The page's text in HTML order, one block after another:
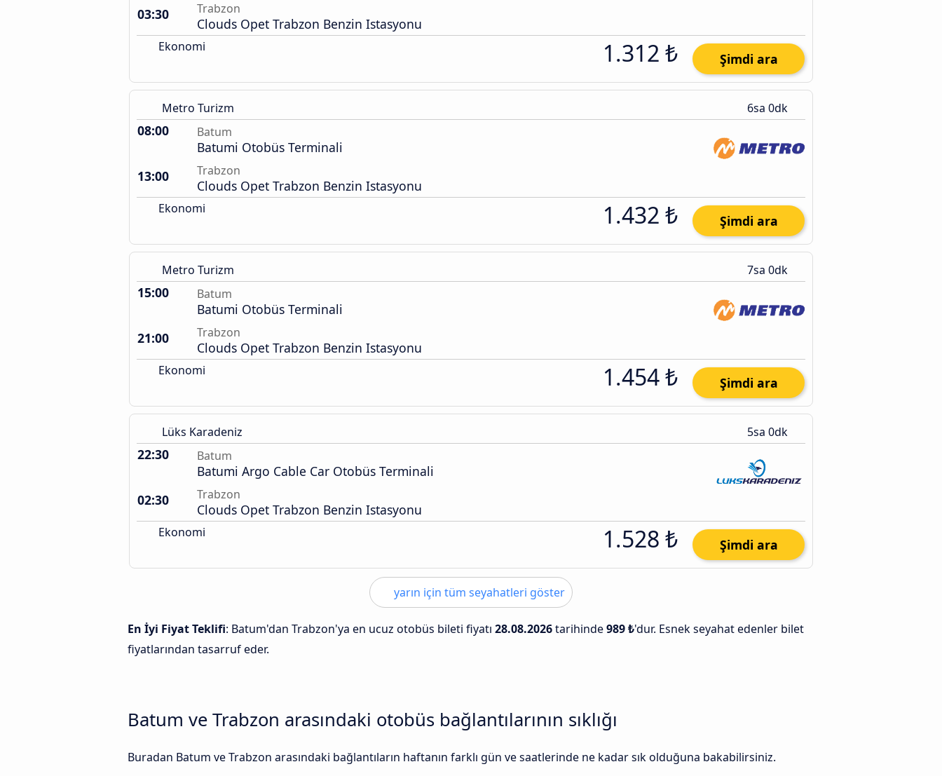
03:30
Trabzon
Clouds Opet Trabzon Benzin Istasyonu
Ekonomi 1.312 ₺ Şimdi ara
Metro Turizm 6sa 0dk
08:00 Batum
Batumi Otobüs Terminali
13:00
Trabzon
Clouds Opet Trabzon Benzin Istasyonu
Ekonomi 1.432 ₺ Şimdi ara
Metro Turizm 7sa 0dk
15:00 Batum
Batumi Otobüs Terminali
21:00
Trabzon
Clouds Opet Trabzon Benzin Istasyonu
Ekonomi 1.454 ₺ Şimdi ara
Lüks Karadeniz 5sa 0dk
22:30 Batum
Batumi Argo Cable Car Otobüs Terminali
02:30
Trabzon
Clouds Opet Trabzon Benzin Istasyonu
Ekonomi 1.528 ₺ Şimdi ara
yarın için tüm seyahatleri göster
En İyi Fiyat Teklifi: Batum'dan Trabzon'ya en ucuz otobüs bileti fiyatı 28.08.2026tarihinde989 ₺'dur. Esnek seyahat edenler bilet
fiyatlarından tasarruf eder.
Batum ve Trabzon arasındaki otobüs bağlantılarının sıklığı
Buradan Batum ve Trabzon arasındaki bağlantıların haftanın farklı gün ve saatlerinde ne kadar sık olduğuna bakabilirsiniz.